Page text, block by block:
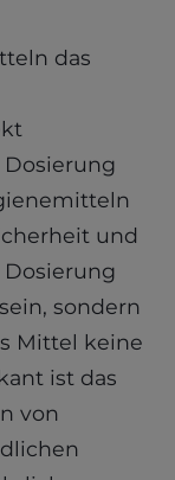
das
und
sondern
Mittel keine
ist das
von